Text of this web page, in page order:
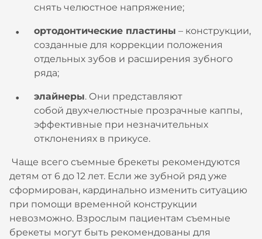
снять челюстное напряжение;
ортодонтические пластины – конструкции,
созданные для коррекции положения
отдельных зубов и расширения зубного
ряда;
элайнеры. Они представляют
собой двухчелюстные прозрачные каппы,
эффективные при незначительных
отклонениях в прикусе.
Чаще всего съемные брекеты рекомендуются
детям от 6 до 12 лет. Если же зубной ряд уже
сформирован, кардинально изменить ситуацию
при помощи временной конструкции
невозможно. Взрослым пациентам съемные
брекеты могут быть рекомендованы для